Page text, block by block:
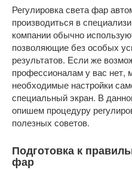
Регулировка света фар
производиться в
компании обычно
позволяющие без особых
результатов. Если же
профессионалам у вас нет,
необходимые настройки
специальный экран. В
опишем процедуру
полезных советов.
Подготовка к
фар